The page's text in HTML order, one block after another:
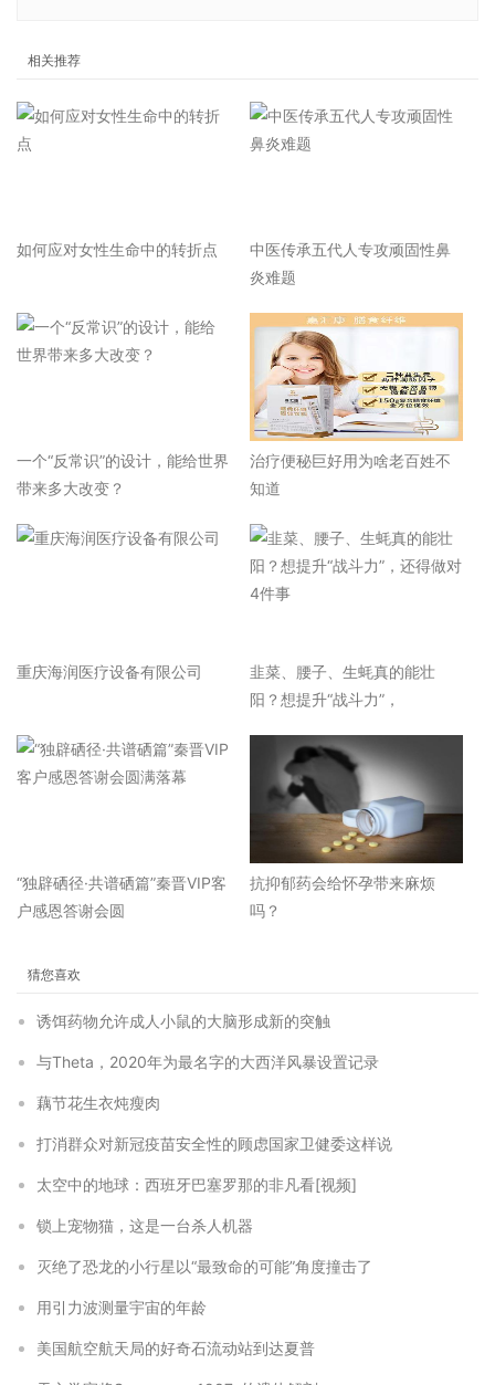
相关推荐
如何应对女性生命中的转折点
中医传承五代人专攻顽固性鼻
炎难题
一个“反常识”的设计，能给世界
带来多大改变？
治疗便秘巨好用为啥老百姓不
知道
重庆海润医疗设备有限公司
韭菜、腰子、生蚝真的能壮
阳？想提升“战斗力”，
“独辟硒径·共谱硒篇”秦晋VIP客
户感恩答谢会圆
抗抑郁药会给怀孕带来麻烦
吗？
猜您喜欢
诱饵药物允许成人小鼠的大脑形成新的突触
与Theta，2020年为最名字的大西洋风暴设置记录
藕节花生衣炖瘦肉
打消群众对新冠疫苗安全性的顾虑国家卫健委这样说
太空中的地球：西班牙巴塞罗那的非凡看[视频]
锁上宠物猫，这是一台杀人机器
灭绝了恐龙的小行星以“最致命的可能”角度撞击了
用引力波测量宇宙的年龄
美国航空航天局的好奇石流动站到达夏普